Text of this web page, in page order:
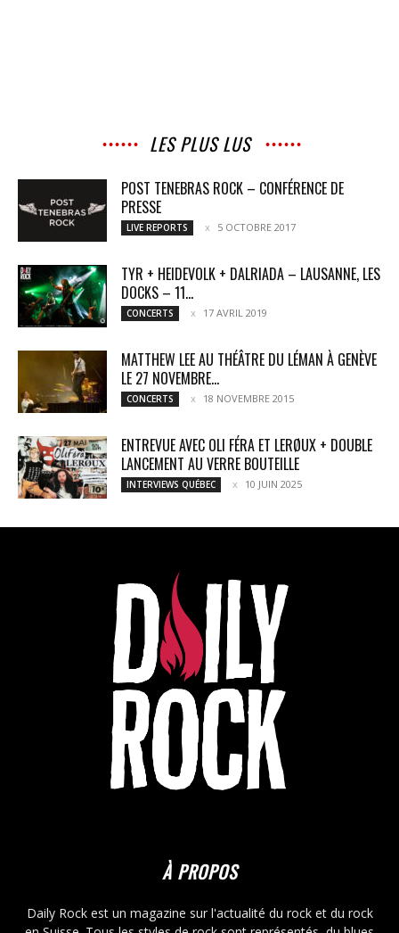
LES PLUS LUS
POST TENEBRAS ROCK – CONFÉRENCE DE
PRESSE
LIVE REPORTS 5 OCTOBRE 2017
TYR + HEIDEVOLK + DALRIADA – LAUSANNE, LES
DOCKS – 11...
CONCERTS 17 AVRIL 2019
MATTHEW LEE AU THÉÂTRE DU LÉMAN À GENÈVE
LE 27 NOVEMBRE...
CONCERTS 18 NOVEMBRE 2015
ENTREVUE AVEC OLI FÉRA ET LERØUX + DOUBLE
LANCEMENT AU VERRE BOUTEILLE
INTERVIEWS QUÉBEC 10 JUIN 2025
À PROPOS
Daily Rock est un magazine sur l'actualité du rock et du rock